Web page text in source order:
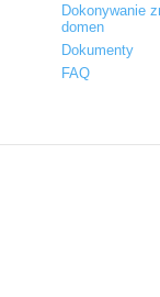
Dokonywanie
domen
Dokumenty
FAQ